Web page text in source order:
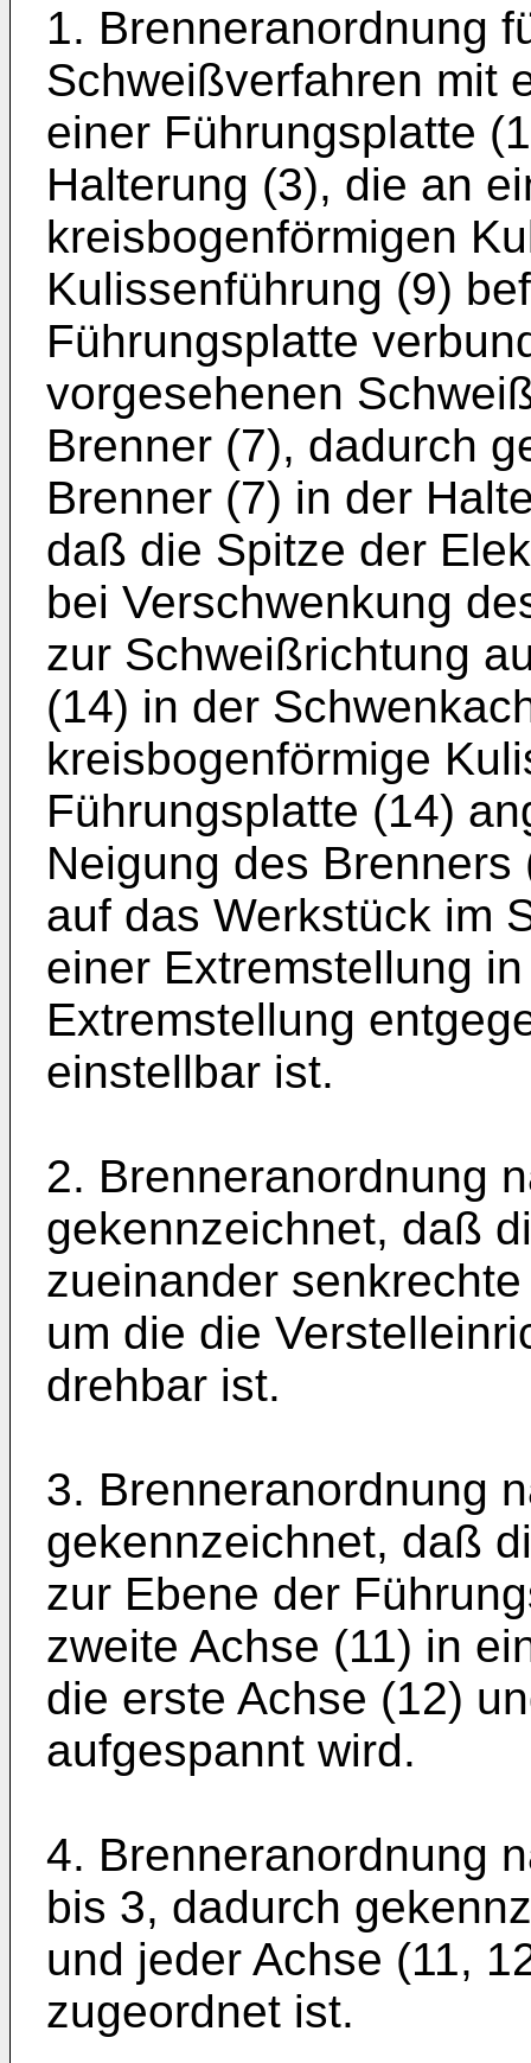
1. Brenneranordnung
Schweißverfahren mit
einer Führungsplatte
Halterung (3), die an
kreisbogenförmigen
Kulissenführung (9)
Führungsplatte
vorgesehenen
Brenner (7), dadurch
Brenner (7) in der
daß die Spitze der
bei Verschwenkung
zur Schweißrichtung
(14) in der
kreisbogenförmige
Führungsplatte (14)
Neigung des
auf das Werkstück im
einer Extremstellung
Extremstellung
einstellbar ist.
2. Brenneranordnung
gekennzeichnet, daß
zueinander
um die die
drehbar ist.
3. Brenneranordnung
gekennzeichnet, daß
zur Ebene der
zweite Achse (11) in
die erste Achse (12)
aufgespannt wird.
4. Brenneranordnung
bis 3, dadurch
und jeder Achse (11,
zugeordnet ist.